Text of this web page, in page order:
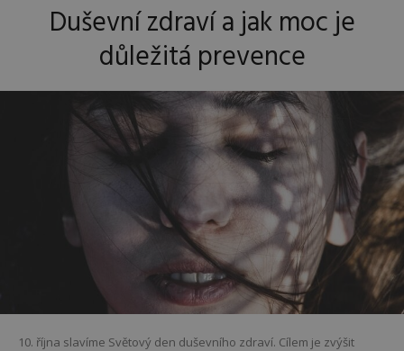
Duševní zdraví a jak moc je
důležitá prevence
10. října slavíme Světový den duševního zdraví. Cílem je zvýšit